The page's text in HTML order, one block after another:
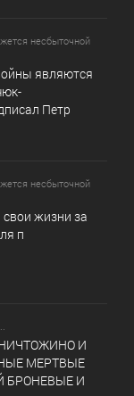
несбыточной
являются
Петр
несбыточной
жизни за
п
И
МЕРТВЫЕ
И